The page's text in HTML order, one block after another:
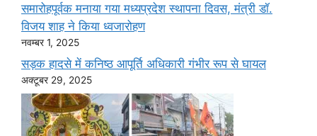
समारोहपूर्वक मनाया गया मध्यप्रदेश स्थापना दिवस, मंत्री डॉ.
विजय शाह ने किया ध्वजारोहण
नवम्बर 1, 2025
सड़क हादसे में कनिष्ठ आपूर्ति अधिकारी गंभीर रूप से घायल
अक्टूबर 29, 2025